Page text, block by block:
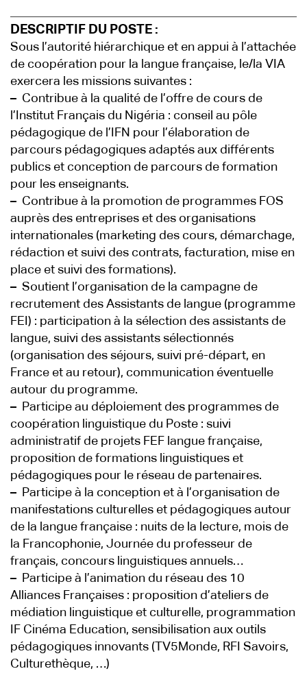
DESCRIPTIF DU POSTE :
Sous l’autorité hiérarchique et en appui à l’attachée
de coopération pour la langue française, le/la VIA
exercera les missions suivantes :
– Contribue à la qualité de l’offre de cours de
l’Institut Français du Nigéria : conseil au pôle
pédagogique de l’IFN pour l’élaboration de
parcours pédagogiques adaptés aux différents
publics et conception de parcours de formation
pour les enseignants.
– Contribue à la promotion de programmes FOS
auprès des entreprises et des organisations
internationales (marketing des cours, démarchage,
rédaction et suivi des contrats, facturation, mise en
place et suivi des formations).
– Soutient l’organisation de la campagne de
recrutement des Assistants de langue (programme
FEI) : participation à la sélection des assistants de
langue, suivi des assistants sélectionnés
(organisation des séjours, suivi pré-départ, en
France et au retour), communication éventuelle
autour du programme.
– Participe au déploiement des programmes de
coopération linguistique du Poste : suivi
administratif de projets FEF langue française,
proposition de formations linguistiques et
pédagogiques pour le réseau de partenaires.
– Participe à la conception et à l’organisation de
manifestations culturelles et pédagogiques autour
de la langue française : nuits de la lecture, mois de
la Francophonie, Journée du professeur de
français, concours linguistiques annuels…
– Participe à l’animation du réseau des 10
Alliances Françaises : proposition d’ateliers de
médiation linguistique et culturelle, programmation
IF Cinéma Education, sensibilisation aux outils
pédagogiques innovants (TV5Monde, RFI Savoirs,
Culturethèque, …)